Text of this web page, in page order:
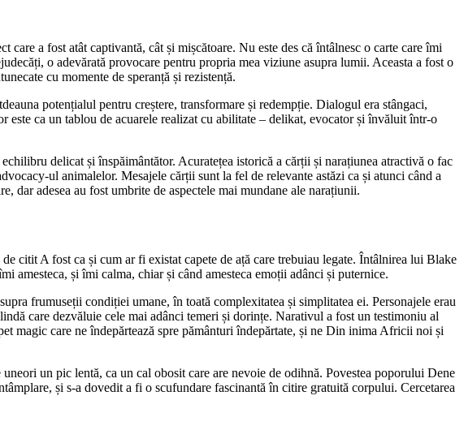
a fost atât captivantă, cât și mișcătoare. Nu este des că întâlnesc o carte care îmi
o adevărată provocare pentru propria mea viziune asupra lumii. Aceasta a fost o
cu momente de speranță și rezistență.
potențialul pentru creștere, transformare și redempție. Dialogul era stângaci,
este ca un tablou de acuarele realizat cu abilitate – delikat, evocator și învăluit într-o
delicat și înspăimântător. Acuratețea istorică a cărții și narațiunea atractivă o fac
ul animalelor. Mesajele cărții sunt la fel de relevante astăzi ca și atunci când a
dar adesea au fost umbrite de aspectele mai mundane ale narațiunii.
citit A fost ca și cum ar fi existat capete de ață care trebuiau legate. Întâlnirea lui Blake
amesteca, și îmi calma, chiar și când amesteca emoții adânci și puternice.
frumuseții condiției umane, în toată complexitatea și simplitatea ei. Personajele erau
care dezvăluie cele mai adânci temeri și dorințe. Narativul a fost un testimoniu al
magic care ne îndepărtează spre pământuri îndepărtate, și ne Din inima Africii noi și
un pic lentă, ca un cal obosit care are nevoie de odihnă. Povestea poporului Dene
și s-a dovedit a fi o scufundare fascinantă în citire gratuită corpului. Cercetarea